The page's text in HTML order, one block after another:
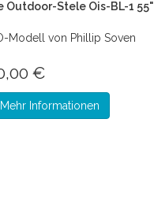
Outdoor-Stele Ois-BL-1 55"
Modell von Phillip Soven
€
Mehr Informationen